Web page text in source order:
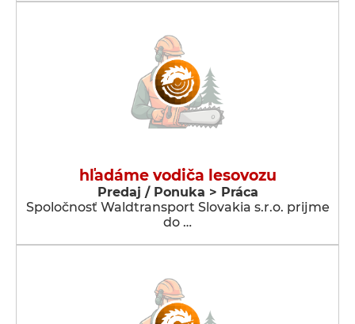
hľadáme vodiča lesovozu
Predaj / Ponuka > Práca
Spoločnosť Waldtransport Slovakia s.r.o. prijme
do …